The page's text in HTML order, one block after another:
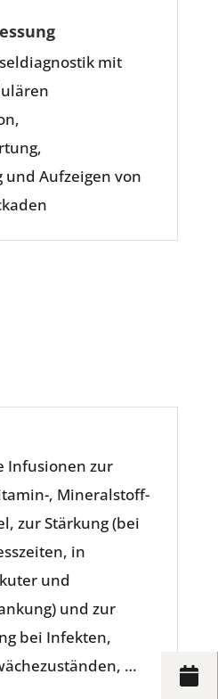
mit
Aufzeigen von
Infusionen zur
, Mineralstoff-
zur Stärkung (bei
in
und
und zur
bei Infekten,
…